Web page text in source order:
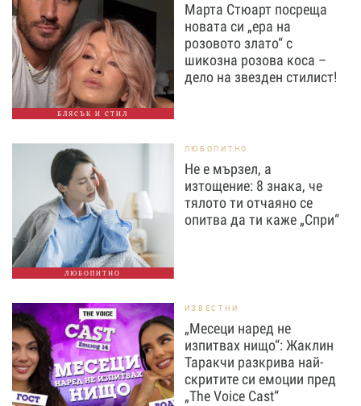
БЛЯСЪК И СТИЛ
Марта Стюарт посреща
новата си „ера на
розовото злато“ с
шикозна розова коса –
дело на звезден стилист!
ЛЮБОПИТНО
ЛЮБОПИТНО
Не е мързел, а
изтощение: 8 знака, че
тялото ти отчаяно се
опитва да ти каже „Спри“
ИЗВЕСТНИ
„Месеци наред не
изпитвах нищо“: Жаклин
Таракчи разкрива най-
скритите си емоции пред
„The Voice Cast“